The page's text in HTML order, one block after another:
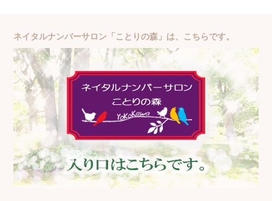
ネイタルナンバーサロン「ことりの森」は、こちらです。